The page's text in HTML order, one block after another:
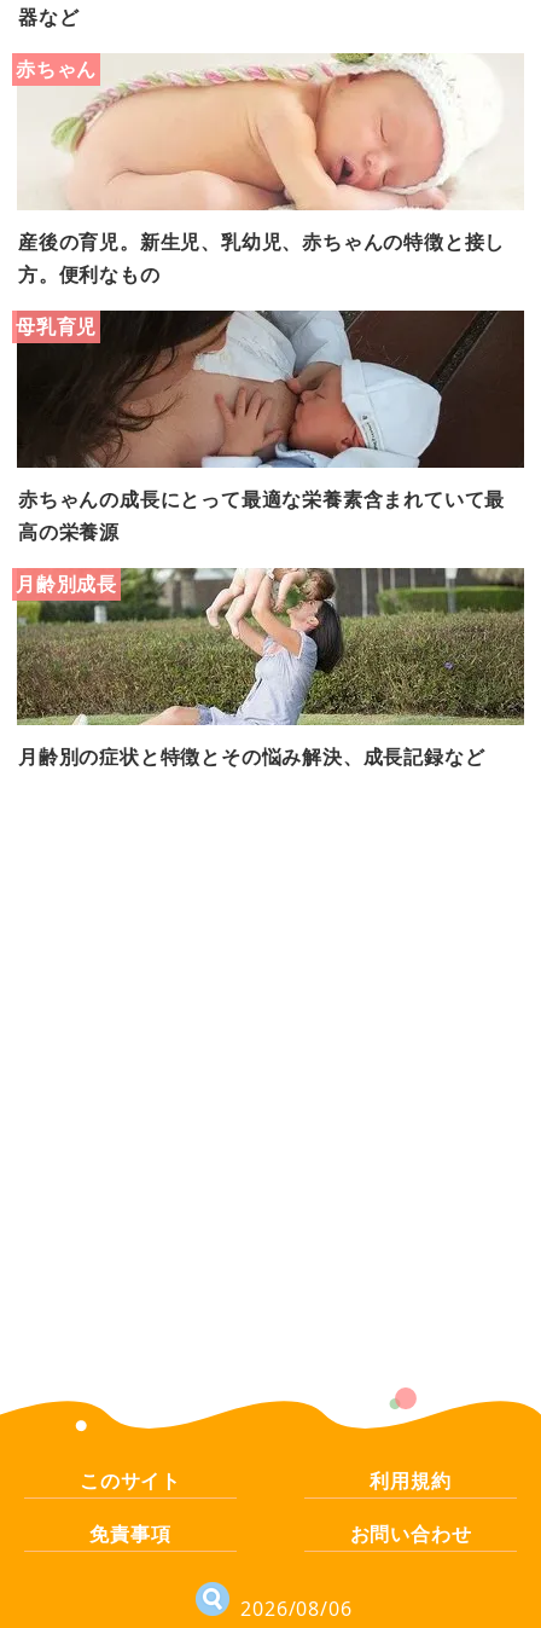
器など
赤ちゃん
産後の育児。新生児、乳幼児、赤ちゃんの特徴と接し
方。便利なもの
母乳育児
赤ちゃんの成長にとって最適な栄養素含まれていて最
高の栄養源
月齢別成長
月齢別の症状と特徴とその悩み解決、成長記録など
このサイト
利用規約
免責事項
お問い合わせ
2026/08/06